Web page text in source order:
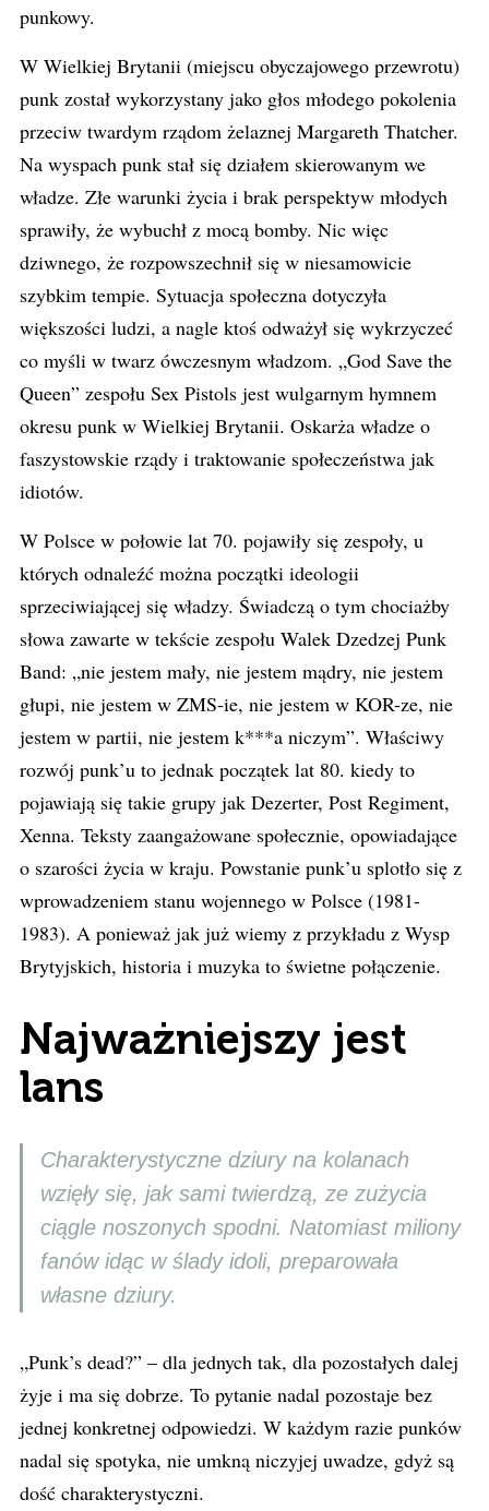
punkowy.
W Wielkiej Brytanii (miejscu obyczajowego przewrotu)
punk został wykorzystany jako głos młodego pokolenia
przeciw twardym rządom żelaznej Margareth Thatcher.
Na wyspach punk stał się działem skierowanym we
władze. Złe warunki życia i brak perspektyw młodych
sprawiły, że wybuchł z mocą bomby. Nic więc
dziwnego, że rozpowszechnił się w niesamowicie
szybkim tempie. Sytuacja społeczna dotyczyła
większości ludzi, a nagle ktoś odważył się wykrzyczeć
co myśli w twarz ówczesnym władzom. „God Save the
Queen” zespołu Sex Pistols jest wulgarnym hymnem
okresu punk w Wielkiej Brytanii. Oskarża władze o
faszystowskie rządy i traktowanie społeczeństwa jak
idiotów.
W Polsce w połowie lat 70. pojawiły się zespoły, u
których odnaleźć można początki ideologii
sprzeciwiającej się władzy. Świadczą o tym chociażby
słowa zawarte w tekście zespołu Walek Dzedzej Punk
Band: „nie jestem mały, nie jestem mądry, nie jestem
głupi, nie jestem w ZMS-ie, nie jestem w KOR-ze, nie
jestem w partii, nie jestem k***a niczym”. Właściwy
rozwój punk’u to jednak początek lat 80. kiedy to
pojawiają się takie grupy jak Dezerter, Post Regiment,
Xenna. Teksty zaangażowane społecznie, opowiadające
o szarości życia w kraju. Powstanie punk’u splotło się z
wprowadzeniem stanu wojennego w Polsce (1981-
1983). A ponieważ jak już wiemy z przykładu z Wysp
Brytyjskich, historia i muzyka to świetne połączenie.
Najważniejszy jest
lans
Charakterystyczne dziury na kolanach
wzięły się, jak sami twierdzą, ze zużycia
ciągle noszonych spodni. Natomiast miliony
fanów idąc w ślady idoli, preparowała
własne dziury.
„Punk’s dead?” – dla jednych tak, dla pozostałych dalej
żyje i ma się dobrze. To pytanie nadal pozostaje bez
jednej konkretnej odpowiedzi. W każdym razie punków
nadal się spotyka, nie umkną niczyjej uwadze, gdyż są
dość charakterystyczni.